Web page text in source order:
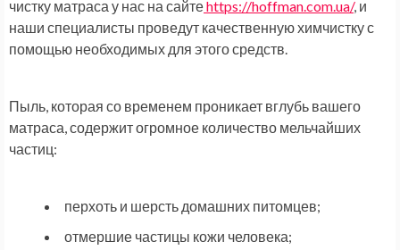
чистку матраса у нас на сайтеhttps://hoffman.com.ua/, и
наши специалисты проведут качественную химчистку с
помощью необходимых для этого средств.
Пыль, которая со временем проникает вглубь вашего
матраса, содержит огромное количество мельчайших
частиц:
перхоть и шерсть домашних питомцев;
отмершие частицы кожи человека;